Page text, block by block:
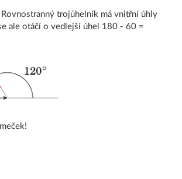
Rovnostranný trojúhelník má vnitřní úhly
ale otáčí o vedlejší úhel 180 - 60 =